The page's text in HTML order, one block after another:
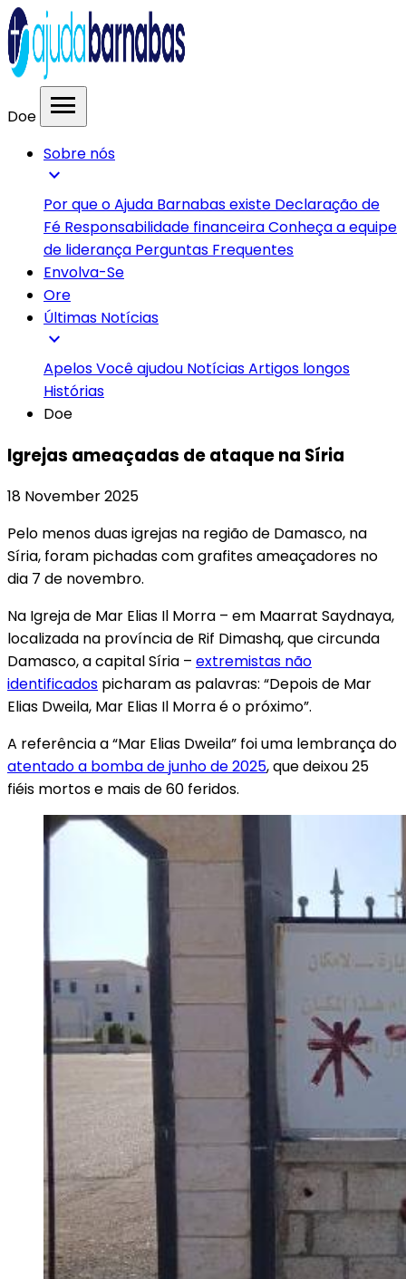
Doe menu
Sobre nós
expand_more
Por que o Ajuda Barnabas existe Declaração de
Fé Responsabilidade financeiraConheça a equipe
de liderança Perguntas Frequentes
Envolva-Se
Ore
Últimas Notícias
expand_more
ApelosVocê ajudou NotíciasArtigos longos
Histórias
Doe
Igrejas ameaçadas de ataque na Síria
18 November 2025
Pelo menos duas igrejas na região de Damasco, na
Síria, foram pichadas com grafites ameaçadores no
dia 7 de novembro.
Na Igreja de Mar Elias Il Morra – em Maarrat Saydnaya,
localizada na província de Rif Dimashq, que circunda
Damasco, a capital Síria – extremistas não
identificados picharam as palavras: “Depois de Mar
Elias Dweila, Mar Elias Il Morra é o próximo”.
A referência a “Mar Elias Dweila” foi uma lembrança do
atentado a bomba de junho de 2025, que deixou 25
fiéis mortos e mais de 60 feridos.